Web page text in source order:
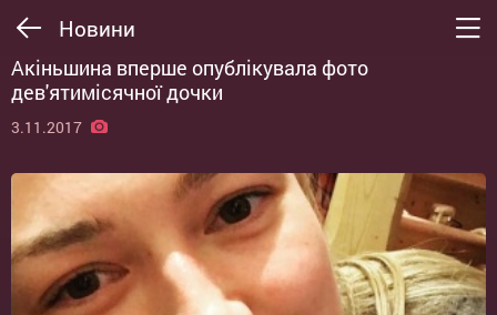
Новини
Акіньшина вперше опублікувала фото
дев'ятимісячної дочки
3.11.2017